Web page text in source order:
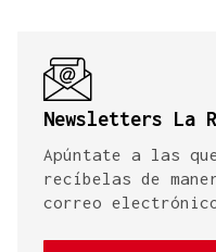
Newsletters La
Apúntate a las
recíbelas de
correo